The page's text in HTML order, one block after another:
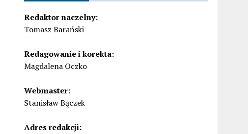
Redaktor naczelny:
Tomasz Barański
Redagowanie i korekta:
Magdalena Oczko
Webmaster:
Stanisław Bączek
Adres redakcji: